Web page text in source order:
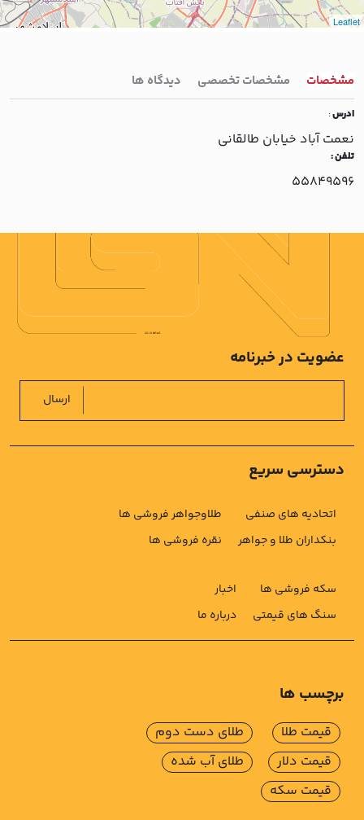
Leaflet
مشخصات مشخصات تخصصی دیدگاه ها
ادرس:
نعمت آباد خيابان طالقاني
تلفن :
55849596
دسترسی سریع
اتحادیه های صنفی
بنکداران طلا و جواهر
طلاوجواهر فروشی ها
نقره فروشی ها
سکه فروشی ها
سنگ های قیمتی
اخبار
درباره ما
عضویت در خبرنامه
ارسال
برچسب ها
قیمت طلا
قیمت دلار
قیمت سکه
طلای دست دوم
طلای آب شده